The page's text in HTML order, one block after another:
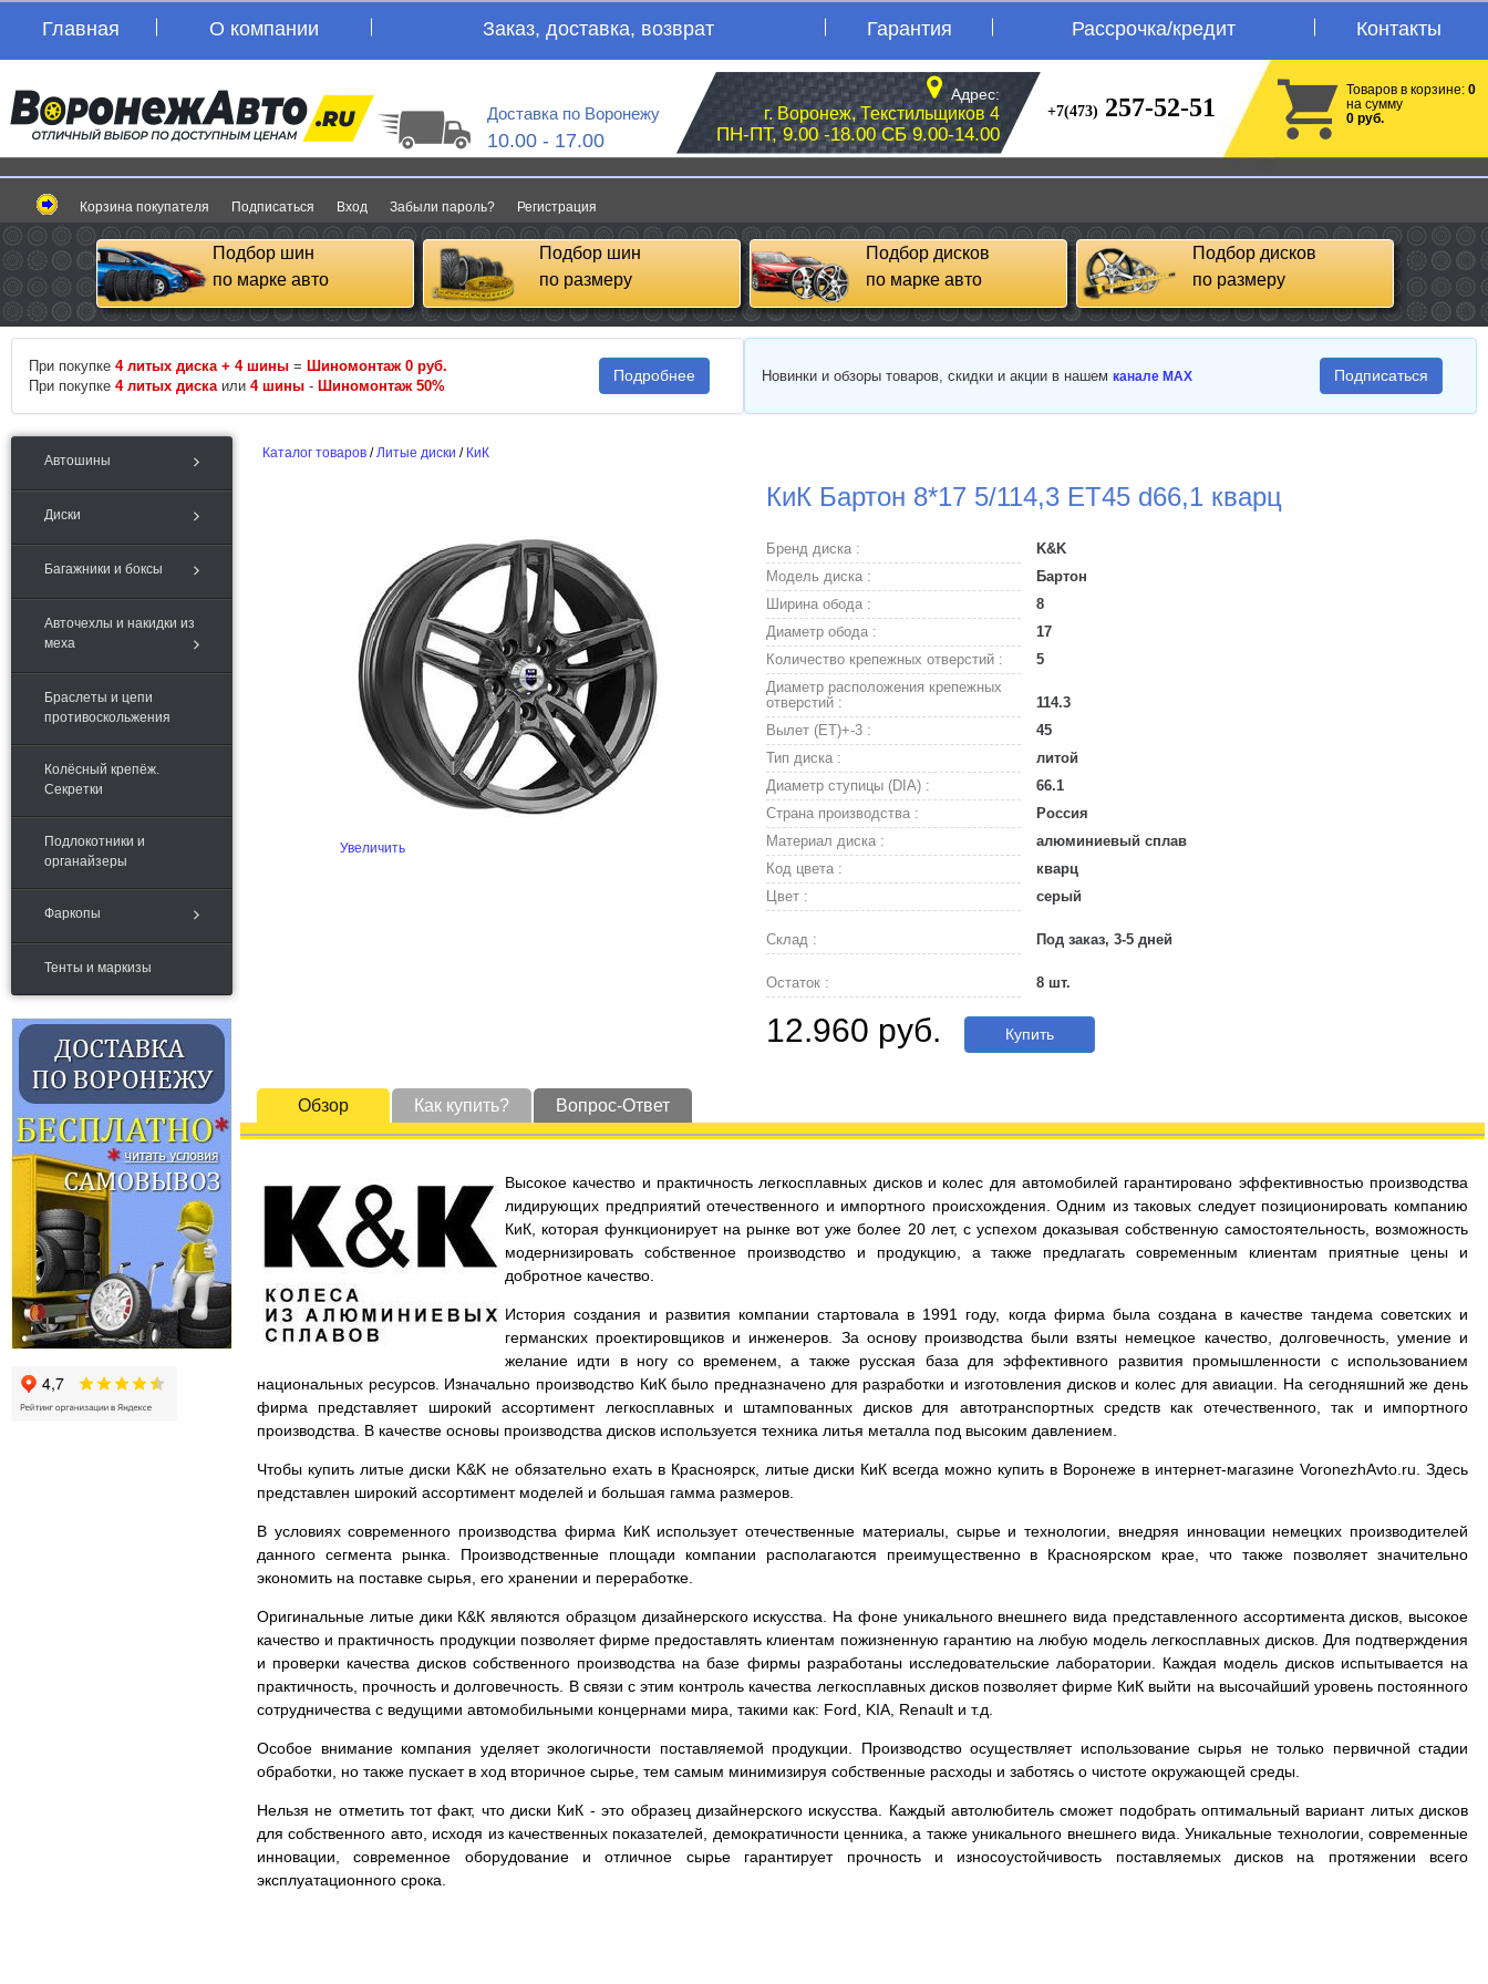
Главная О компании Заказ, доставка, возврат Гарантия Рассрочка/кредит Контакты
Доставка по Воронежу
10.00 - 17.00
Адрес:
г. Воронеж, Текстильщиков 4
ПН-ПТ, 9.00 -18.00 СБ 9.00-14.00
+7(473) 257-52-51
Товаров в корзине: 0
на сумму
0 руб.
Корзина покупателя Подписаться Вход Забыли пароль? Регистрация
Подбор шин
по марке авто
Подбор шин
по размеру
Подбор дисков
по марке авто
Подбор дисков
по размеру
При покупке 4 литых диска + 4 шины = Шиномонтаж 0 руб.
При покупке 4 литых диска или 4 шины - Шиномонтаж 50%
Подробнее Новинки и обзоры товаров, скидки и акции в нашем канале MAX Подписаться
Автошины
Диски
Багажники и боксы
Авточехлы и накидки из
меха
Браслеты и цепи
противоскольжения
Колёсный крепёж.
Секретки
Подлокотники и
органайзеры
Фаркопы
Тенты и маркизы
Каталог товаров /Литые диски / КиК
КиК Бартон 8*17 5/114,3 ET45 d66,1 кварц
Увеличить
Бренд диска :
K&K
Модель диска :
Бартон
Ширина обода :
8
Диаметр обода :
17
Количество крепежных отверстий :
5
Диаметр расположения крепежных
отверстий :
114.3
Вылет (ET)+-3 :
45
Тип диска :
литой
Диаметр ступицы (DIA) :
66.1
Страна производства :
Россия
Материал диска :
алюминиевый сплав
Код цвета :
кварц
Цвет :
серый
Склад : Под заказ, 3-5 дней
Остаток : 8 шт.
12.960 руб. Купить
Обзор Как купить? Вопрос-Ответ
Высокое качество и практичность легкосплавных дисков и колес для автомобилей гарантировано эффективностью производства
лидирующих предприятий отечественного и импортного происхождения. Одним из таковых следует позиционировать компанию
КиК, которая функционирует на рынке вот уже более 20 лет, с успехом доказывая собственную самостоятельность, возможность
модернизировать собственное производство и продукцию, а также предлагать современным клиентам приятные цены и
добротное качество.
История создания и развития компании стартовала в 1991 году, когда фирма была создана в качестве тандема советских и
германских проектировщиков и инженеров. За основу производства были взяты немецкое качество, долговечность, умение и
желание идти в ногу со временем, а также русская база для эффективного развития промышленности с использованием
национальных ресурсов. Изначально производство КиК было предназначено для разработки и изготовления дисков и колес для авиации. На сегодняшний же день
фирма представляет широкий ассортимент легкосплавных и штампованных дисков для автотранспортных средств как отечественного, так и импортного
производства. В качестве основы производства дисков используется техника литья металла под высоким давлением.
Чтобы купить литые диски K&K не обязательно ехать в Красноярск, литые диски КиК всегда можно купить в Воронеже в интернет-магазине VoronezhAvto.ru. Здесь
представлен широкий ассортимент моделей и большая гамма размеров.
В условиях современного производства фирма КиК использует отечественные материалы, сырье и технологии, внедряя инновации немецких производителей
данного сегмента рынка. Производственные площади компании располагаются преимущественно в Красноярском крае, что также позволяет значительно
экономить на поставке сырья, его хранении и переработке.
Оригинальные литые дики К&К являются образцом дизайнерского искусства. На фоне уникального внешнего вида представленного ассортимента дисков, высокое
качество и практичность продукции позволяет фирме предоставлять клиентам пожизненную гарантию на любую модель легкосплавных дисков. Для подтверждения
и проверки качества дисков собственного производства на базе фирмы разработаны исследовательские лаборатории. Каждая модель дисков испытывается на
практичность, прочность и долговечность. В связи с этим контроль качества легкосплавных дисков позволяет фирме КиК выйти на высочайший уровень постоянного
сотрудничества с ведущими автомобильными концернами мира, такими как: Ford, KIA, Renault и т.д.
Особое внимание компания уделяет экологичности поставляемой продукции. Производство осуществляет использование сырья не только первичной стадии
обработки, но также пускает в ход вторичное сырье, тем самым минимизируя собственные расходы и заботясь о чистоте окружающей среды.
Нельзя не отметить тот факт, что диски КиК - это образец дизайнерского искусства. Каждый автолюбитель сможет подобрать оптимальный вариант литых дисков
для собственного авто, исходя из качественных показателей, демократичности ценника, а также уникального внешнего вида. Уникальные технологии, современные
инновации, современное оборудование и отличное сырье гарантирует прочность и износоустойчивость поставляемых дисков на протяжении всего
эксплуатационного срока.